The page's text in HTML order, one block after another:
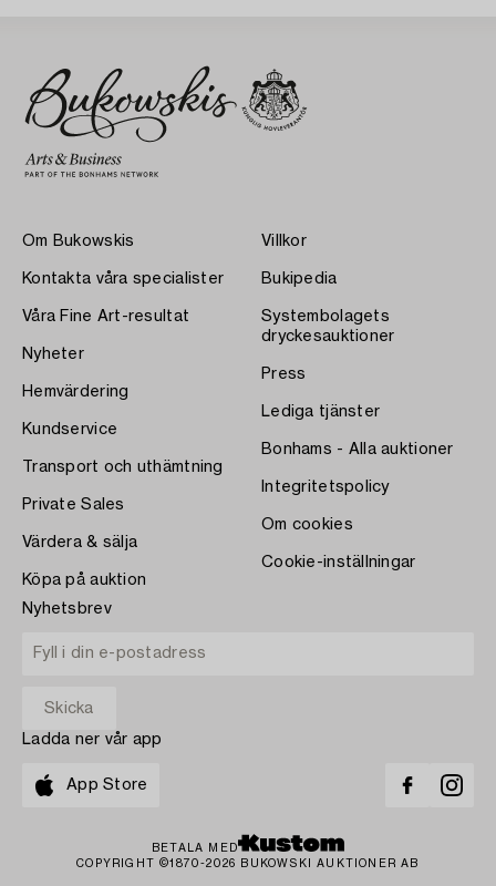
Om Bukowskis
Kontakta våra specialister
Våra Fine Art-resultat
Nyheter
Hemvärdering
Kundservice
Transport och uthämtning
Private Sales
Värdera & sälja
Köpa på auktion
Villkor
Bukipedia
Systembolagets
dryckesauktioner
Press
Lediga tjänster
Bonhams - Alla auktioner
Integritetspolicy
Om cookies
Cookie-inställningar
Nyhetsbrev
Ladda ner vår app
App Store
BETALA MED
COPYRIGHT ©1870-2026 BUKOWSKI AUKTIONER AB